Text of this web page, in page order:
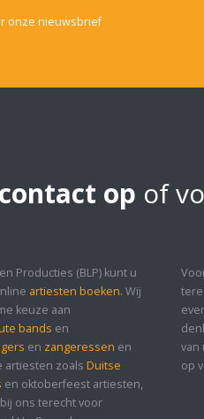
onze nieuwsbrief
op of
Producties (BLP) kunt u
artiesten boeken. Wij
keuze aan
bands en
en zangeressen en
artiesten zoals Duitse
en oktoberfeest artiesten,
ons terecht voor
van
op